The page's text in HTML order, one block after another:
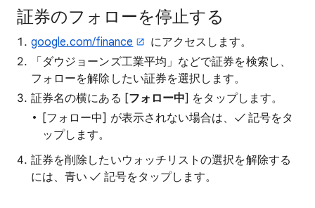
証券のフォローを停止する
google.com/finance
にアクセスします。
「ダウジョーンズ工業平均」などで証券を検索し、
フォローを解除したい証券を選択します。
証券名の横にある [フォロー中] をタップします。
[フォロー中] が表示されない場合は、✓ 記号をタ
ップします。
証券を削除したいウォッチリストの選択を解除する
には、青い ✓ 記号をタップします。